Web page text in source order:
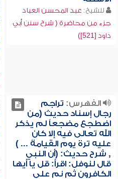
للشيخ: عبد المحسن العباد
جزء من محاضرة ( شرح سنن أبي
داود [521])
الفهرس: تراجم
رجال إسناد حديث (من
اضطجع مضجعاً لم يذكر
الله تعالى فيه إلا كان
عليه ترة يوم القيامة ... )
, شرح حديث: (أن النبي
قال لنوفل: اقرأ: قل يا أيها
الكافرون ثم نم على